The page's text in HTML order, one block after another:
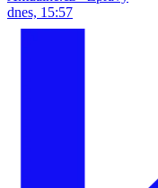
dnes, 15:57